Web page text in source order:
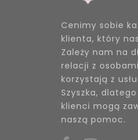
Cenimy sobie
klienta, który
Zależy nam na
relacji z
korzystają z
Szyszka,
klienci mogą
naszą pomoc.